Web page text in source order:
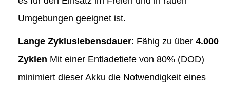
Umgebungen geeignet ist.
Lange Zykluslebensdauer: Fähig zu über4.000
Zyklen Mit einer Entladetiefe von 80% (DOD)
minimiert dieser Akku die Notwendigkeit eines